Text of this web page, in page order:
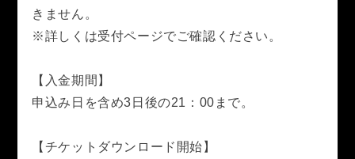
きません。
※詳しくは受付ページでご確認ください。
【入金期間】
申込み日を含め3日後の21：00まで。
【チケットダウンロード開始】